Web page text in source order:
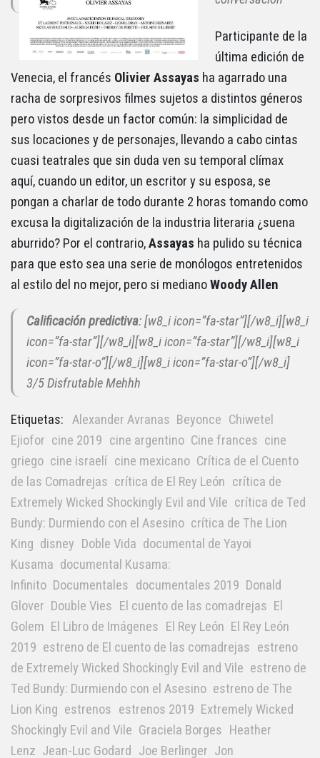
Participante de la
última edición de
Venecia, el francés Olivier Assayas ha agarrado una
racha de sorpresivos filmes sujetos a distintos géneros
pero vistos desde un factor común: la simplicidad de
sus locaciones y de personajes, llevando a cabo cintas
cuasi teatrales que sin duda ven su temporal clímax
aquí, cuando un editor, un escritor y su esposa, se
pongan a charlar de todo durante 2 horas tomando como
excusa la digitalización de la industria literaria ¿suena
aburrido? Por el contrario,Assayas ha pulido su técnica
para que esto sea una serie de monólogos entretenidos
al estilo del no mejor, pero si medianoWoodyAllen
Calificación predictiva: [w8_i icon=”fa-star”][/w8_i][w8_i
icon=”fa-star”][/w8_i][w8_i icon=”fa-star”][/w8_i][w8_i
icon=”fa-star-o”][/w8_i][w8_i icon=”fa-star-o”][/w8_i]
3/5 Disfrutable Mehhh
Etiquetas: Alexander Avranas Beyonce Chiwetel
Ejiofor cine 2019 cine argentino Cine frances cine
griego cine israelí cine mexicano Crítica de el Cuento
de las Comadrejas crítica de El Rey León crítica de
Extremely Wicked Shockingly Evil and Vile crítica de Ted
Bundy: Durmiendo con el Asesino crítica de The Lion
King disney Doble Vida documental de Yayoi
Kusama documental Kusama:
Infinito Documentales documentales 2019 Donald
Glover Double Vies El cuento de las comadrejas El
Golem El Libro de Imágenes El Rey León El Rey León
2019 estreno de El cuento de las comadrejas estreno
de Extremely Wicked Shockingly Evil and Vile estreno de
Ted Bundy: Durmiendo con el Asesino estreno de The
Lion King estrenos estrenos 2019 Extremely Wicked
Shockingly Evil and Vile Graciela Borges Heather
Lenz Jean-Luc Godard Joe Berlinger Jon